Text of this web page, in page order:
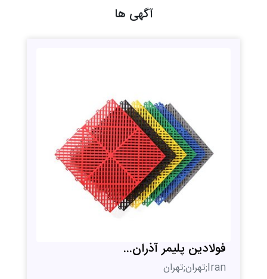
آگهی ها
فولادین پلیمر آذران...
Iran;تهران;تهران